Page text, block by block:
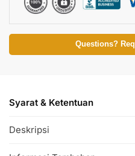
Questions?
Syarat & Ketentuan
Deskripsi